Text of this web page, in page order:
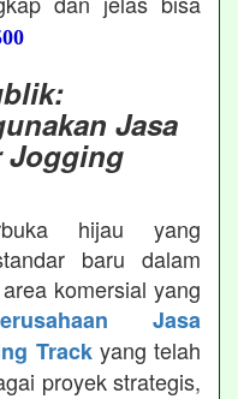
Jasa
Jogging
hijau yang
baru dalam
komersial yang
Jasa
Trackyang telah
proyek strategis,